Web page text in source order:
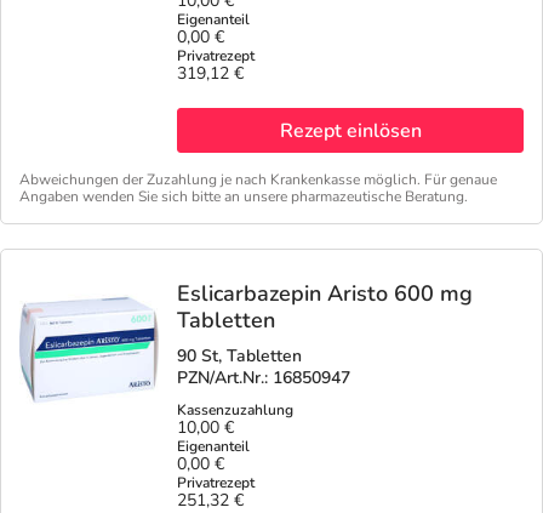
Körperpflege & Kosmetik
Liebe & Erotik
Nahrungsergänzung
Natur & Homöopathie
Geschenkideen
Summer SALE
Insektenschutz
Sonnenpflege
Sommerpflege für Haar und Kopfhaut
Fragen und Antworten
Ratgeber
E-Rezept einlösen
E-Rezept App
5% Extra Cash
Eucerin Deals
Frontline & Frontpro Deals
Nattermann Deals
R(h)ein Nutrition Deals
0,00 €
319,12 €
Rezept einlösen
Abweichungen der Zuzahlung je nach Krankenkasse möglich. Für genaue
Angaben wenden Sie sich bitte an unsere pharmazeutische Beratung.
Eslicarbazepin Aristo 600 mg
Tabletten
90 St, Tabletten
PZN/Art.Nr.: 16850947
10,00 €
0,00 €
251,32 €